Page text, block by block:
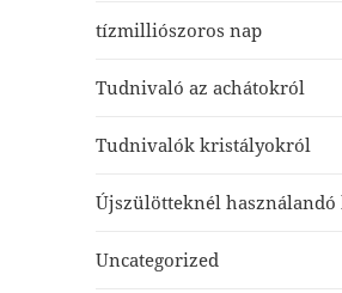
tízmilliószoros nap
Tudnivaló az achátokról
Tudnivalók kristályokról
Újszülötteknél
Uncategorized